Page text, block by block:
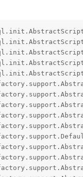
1Panel-halo-2t6s  |             at org.springframework.beans.factory.support.DefaultListableBeanFactory.doResolveDependency(DefaultListableBeanFactory.java:1769) ~[spring-beans-7.0.8.jar:7.0.8]
1Panel-halo-2t6s  |             at org.springframework.beans.factory.support.DefaultListableBeanFactory.resolveDependency(DefaultListableBeanFactory.java:1658) ~[spring-beans-7.0.8.jar:7.0.8]
1Panel-halo-2t6s  |             at org.springframework.beans.factory.support.ConstructorResolver.resolveAutowiredArgument(ConstructorResolver.java:912) ~[spring-beans-7.0.8.jar:7.0.8]
1Panel-halo-2t6s  |             at org.springframework.beans.factory.support.ConstructorResolver.createArgumentArray(ConstructorResolver.java:791) ~[spring-beans-7.0.8.jar:7.0.8]
1Panel-halo-2t6s  |             at